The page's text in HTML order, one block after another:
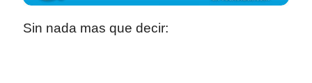
Sin nada mas que decir: